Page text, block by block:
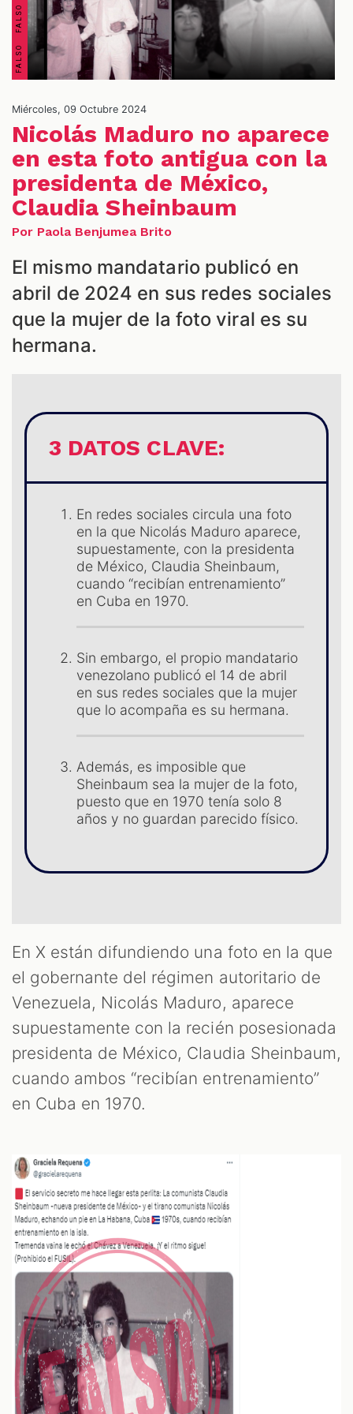
Miércoles, 09 Octubre 2024
Nicolás Maduro no aparece
en esta foto antigua con la
presidenta de México,
Claudia Sheinbaum
Por Paola Benjumea Brito
El mismo mandatario publicó en
abril de 2024 en sus redes sociales
que la mujer de la foto viral es su
hermana.
3 DATOS CLAVE:
En redes sociales circula una foto
en la que Nicolás Maduro aparece,
supuestamente, con la presidenta
de México, Claudia Sheinbaum,
cuando “recibían entrenamiento”
en Cuba en 1970.
Sin embargo, el propio mandatario
venezolano publicó el 14 de abril
en sus redes sociales que la mujer
que lo acompaña es su hermana.
Además, es imposible que
Sheinbaum sea la mujer de la foto,
puesto que en 1970 tenía solo 8
años y no guardan parecido físico.
En X están difundiendo una foto en la que
el gobernante del régimen autoritario de
Venezuela, Nicolás Maduro, aparece
supuestamente con la recién posesionada
presidenta de México, Claudia Sheinbaum,
cuando ambos “recibían entrenamiento”
en Cuba en 1970.